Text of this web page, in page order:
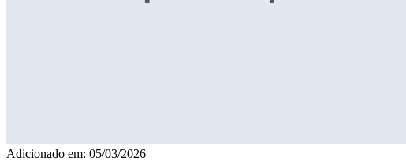
Adicionado em: 05/03/2026